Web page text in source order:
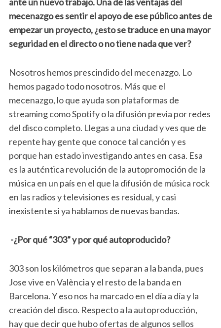
mecenazgo es sentir el apoyo de ese público antes de
empezar un proyecto, ¿esto se traduce en una mayor
seguridad en el directo o no tiene nada que ver?
Nosotros hemos prescindido del mecenazgo. Lo
hemos pagado todo nosotros. Más que el
mecenazgo, lo que ayuda son plataformas de
streaming como Spotify o la difusión previa por redes
del disco completo. Llegas a una ciudad y ves que de
repente hay gente que conoce tal canción y es
porque han estado investigando antes en casa. Esa
es la auténtica revolución de la autopromoción de la
música en un país en el que la difusión de música rock
en las radios y televisiones es residual, y casi
inexistente si ya hablamos de nuevas bandas.
-¿Por qué “303” y por qué autoproducido?
303 son los kilómetros que separan a la banda, pues
Jose vive en València y el resto de la banda en
Barcelona. Y eso nos ha marcado en el día a día y la
creación del disco. Respecto a la autoproducción,
hay que decir que hubo ofertas de algunos sellos